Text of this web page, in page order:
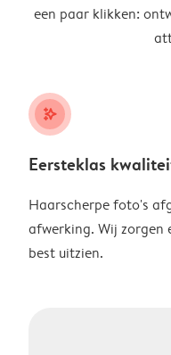
een paar klikken:
stars_plus
Eersteklas
Haarscherpe foto's
afwerking. Wij zorgen
best uitzien.